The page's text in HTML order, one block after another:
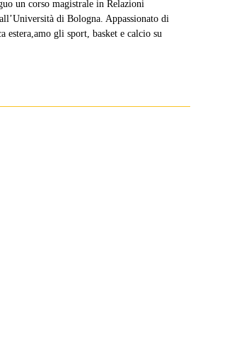
un corso magistrale in Relazioni
di Bologna. Appassionato di
estera,amo gli sport, basket e calcio su